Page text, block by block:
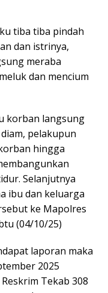
tiba tiba pindah
dan istrinya,
meraba
dan mencium
korban langsung
pelakupun
hingga
Selanjutnya
ibu dan keluarga
ke Mapolres
(04/10/25)
laporan maka
2025
Tekab 308